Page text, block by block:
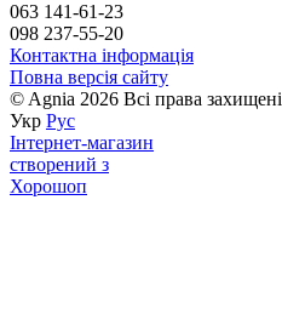
063 141-61-23
098 237-55-20
Контактна інформація
Повна версія сайту
© Agnia 2026 Всі права захищені
Укр Рус
Інтернет-магазин
створений з
Хорошоп